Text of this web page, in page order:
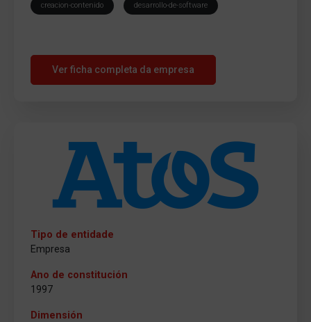
creacion-contenido desarrollo-de-software
Ver ficha completa da empresa
Tipo de entidade
Empresa
Ano de constitución
1997
Dimensión